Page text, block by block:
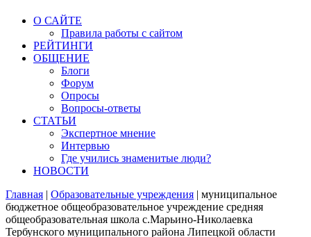
О САЙТЕ
Правила работы с сайтом
РЕЙТИНГИ
ОБЩЕНИЕ
Блоги
Форум
Опросы
Вопросы-ответы
СТАТЬИ
Экспертное мнение
Интервью
Где учились знаменитые люди?
НОВОСТИ
Главная | Образовательные учреждения | муниципальное
бюджетное общеобразовательное учреждение средняя
общеобразовательная школа с.Марьино-Николаевка
Тербунского муниципального района Липецкой области